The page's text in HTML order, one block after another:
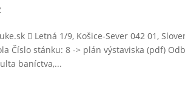
 Letná 1/9, Košice-Sever 042 01,
Číslo stánku: 8 -> plán výstaviska (pdf)
baníctva,...